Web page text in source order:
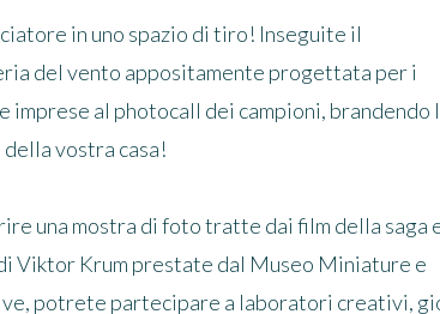
in uno spazio di tiro! Inseguite il
del vento appositamente progettata per i
al photocall dei campioni, brandendo
vostra casa!
una mostra di foto tratte dai film della saga
Viktor Krum prestate dal Museo Miniature e
potrete partecipare a laboratori creativi,